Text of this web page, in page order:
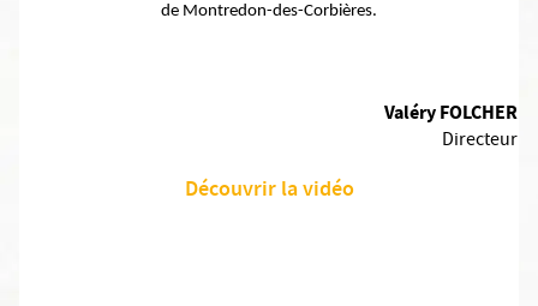
de Montredon-des-Corbières.
Valéry FOLCHER
Directeur
Découvrir la vidéo